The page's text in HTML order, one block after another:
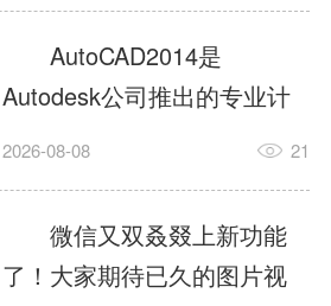
入AutoCAD2014的操作界
面，如图所示：2.在该界面内
找到矩形选项，如图所示：3.
点击矩...
办的解决方法，有需要的小
伙伴可以来了解了解哦。1.打
开控制面板，选择
AutodeskAutoCAD2014。2.
等AutodeskAutoCAD2014的
安装程序加载完毕。3.选择添
加/...
AutoCAD2014是
Autodesk公司推出的专业计
算机辅助设计（CAD）软
子、建筑、服装等多个工程
与设计领域。作为行业标准
工具之一，它提供了强大的
2026-08-08 21
微信又双叒叕上新功能
了！大家期待已久的图片视